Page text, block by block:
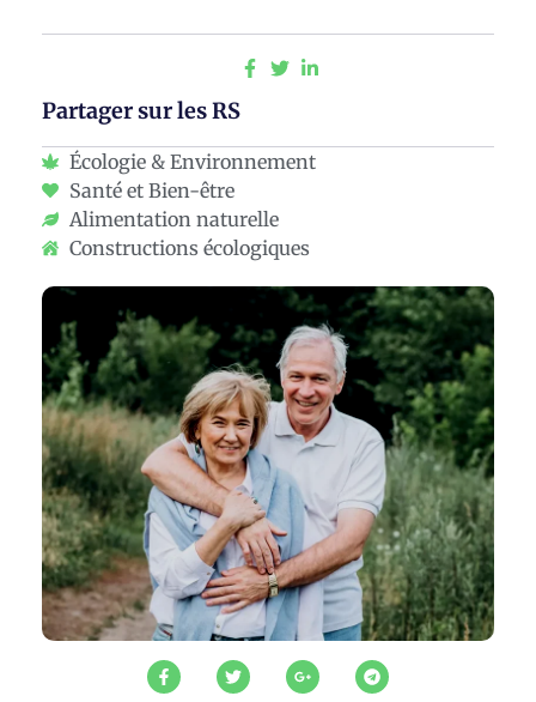
Partager sur les RS
Écologie & Environnement
Santé et Bien-être
Alimentation naturelle
Constructions écologiques